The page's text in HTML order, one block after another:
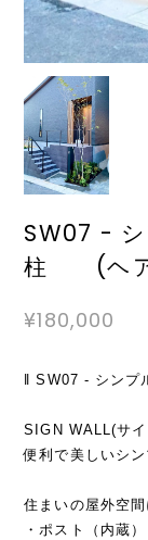
SW07 -
柱 (ヘア
¥180,000
‖ SW07 - シンプ
SIGN WALL(サ
便利で美しいシン
住まいの屋外空間
・ポスト（内蔵）